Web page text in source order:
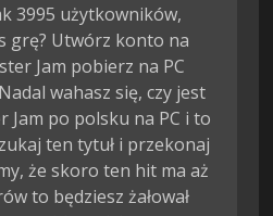
3995 użytkowników,
grę? Utwórz konto na
Jam pobierz na PC
wahasz się, czy jest
po polsku na PC i to
ten tytuł i przekonaj
że skoro ten hit ma aż
to będziesz żałował